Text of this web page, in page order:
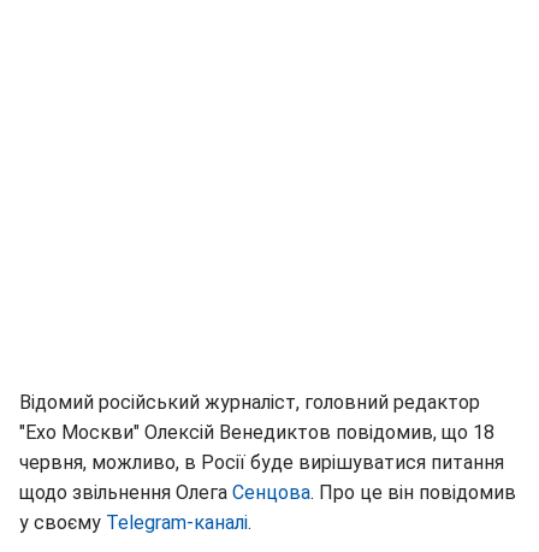
Відомий російський журналіст, головний редактор
"Ехо Москви" Олексій Венедиктов повідомив, що 18
червня, можливо, в Росії буде вирішуватися питання
щодо звільнення Олега Сенцова. Про це він повідомив
у своєму Telegram-каналі.